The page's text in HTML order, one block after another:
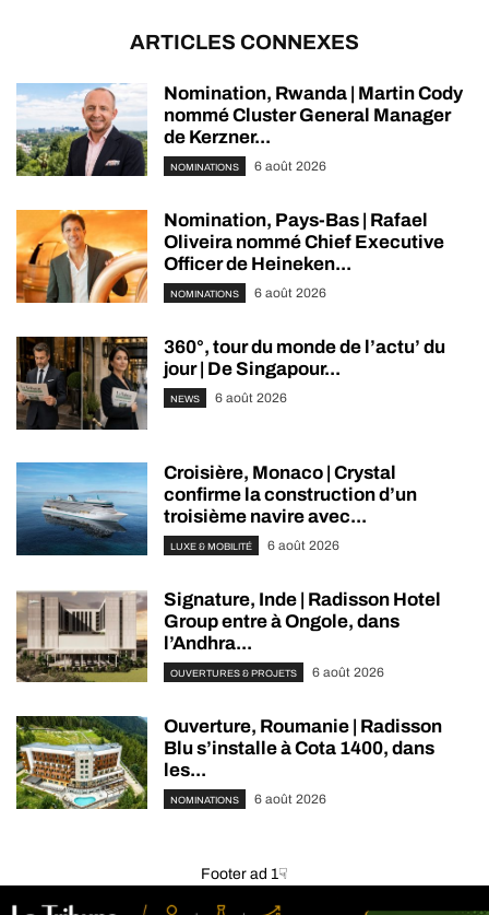
ARTICLES CONNEXES
Nomination, Rwanda | Martin Cody
nommé Cluster General Manager
de Kerzner...
NOMINATIONS 6 août 2026
Nomination, Pays-Bas | Rafael
Oliveira nommé Chief Executive
Officer de Heineken...
NOMINATIONS 6 août 2026
360°, tour du monde de l’actu’ du
jour | De Singapour...
NEWS 6 août 2026
Croisière, Monaco | Crystal
confirme la construction d’un
troisième navire avec...
LUXE & MOBILITÉ 6 août 2026
Signature, Inde | Radisson Hotel
Group entre à Ongole, dans
l’Andhra...
OUVERTURES & PROJETS 6 août 2026
Ouverture, Roumanie | Radisson
Blu s’installe à Cota 1400, dans
les...
NOMINATIONS 6 août 2026
Footer ad 1☟